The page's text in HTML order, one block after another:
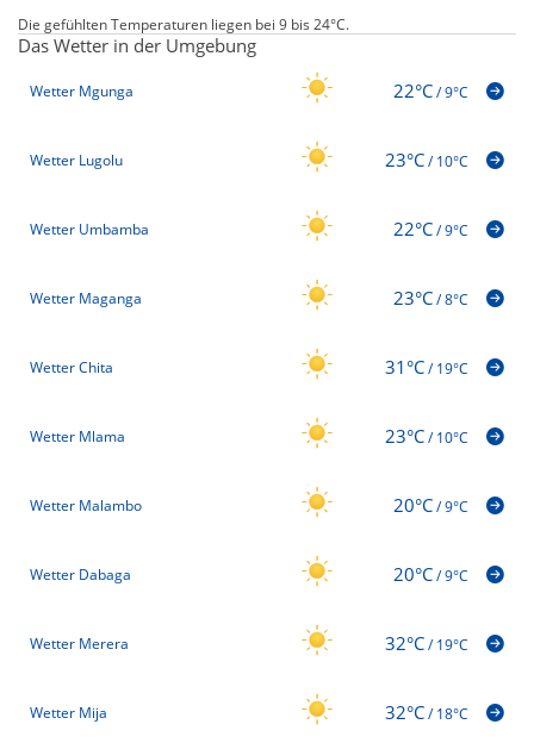
Die gefühlten Temperaturen liegen bei 9 bis 24°C.
Das Wetter in der Umgebung
Wetter Mgunga 22°C/9°C
Wetter Lugolu 23°C/10°C
Wetter Umbamba 22°C/9°C
Wetter Maganga 23°C/8°C
Wetter Chita 31°C/19°C
Wetter Mlama 23°C/10°C
Wetter Malambo 20°C/9°C
Wetter Dabaga 20°C/9°C
Wetter Merera 32°C/19°C
Wetter Mija 32°C/18°C